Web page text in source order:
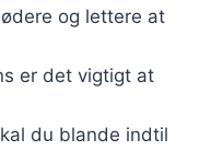
og lettere at
er det vigtigt at
du blande indtil